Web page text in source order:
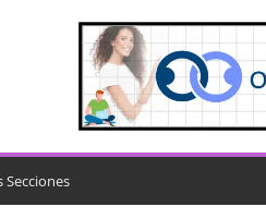
Secciones